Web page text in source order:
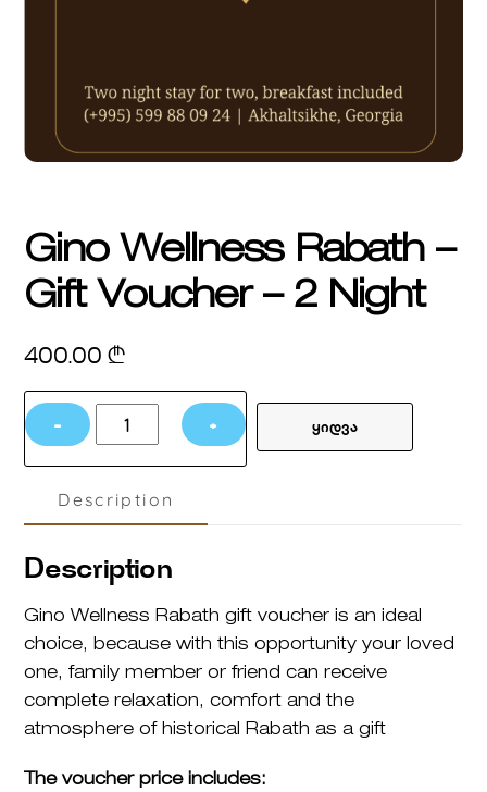
Gino Wellness Rabath –
Gift Voucher – 2 Night
400.00₾
−
Wellness
Gift
Voucher
2
Night
quantity
+ ყიდვა
Description
Description
Gino Wellness Rabath gift voucher is an ideal
choice, because with this opportunity your loved
one, family member or friend can receive
complete relaxation, comfort and the
atmosphere of historical Rabath as a gift
The voucher price includes: